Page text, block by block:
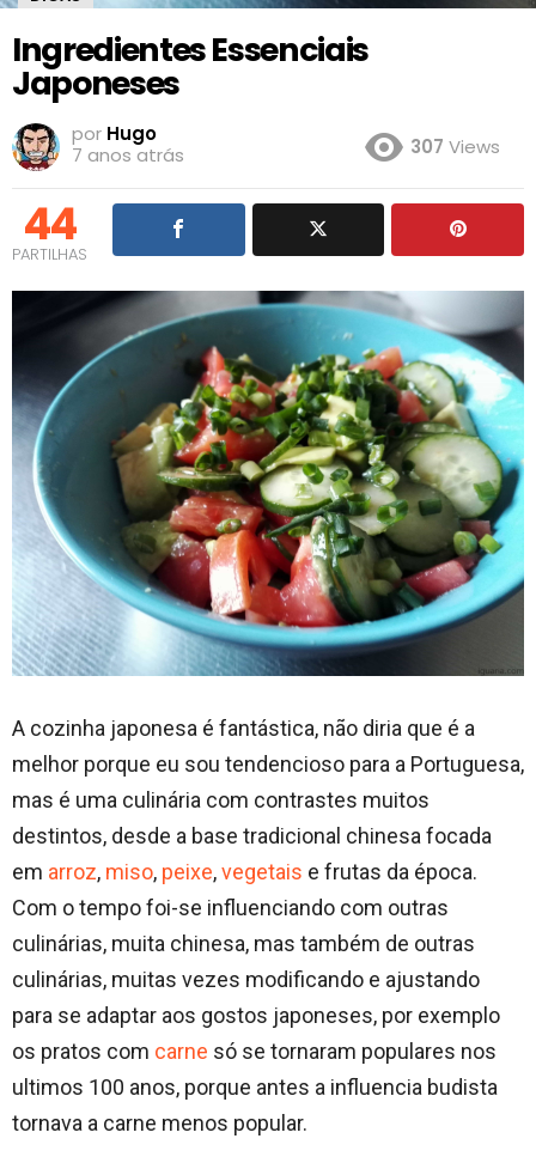
Ingredientes Essenciais
Japoneses
por Hugo
7 anos atrás
307 Views
44
PARTILHAS
A cozinha japonesa é fantástica, não diria que é a
melhor porque eu sou tendencioso para a Portuguesa,
mas é uma culinária com contrastes muitos
destintos, desde a base tradicional chinesa focada
em arroz, miso, peixe,vegetais e frutas da época.
Com o tempo foi-se influenciando com outras
culinárias, muita chinesa, mas também de outras
culinárias, muitas vezes modificando e ajustando
para se adaptar aos gostos japoneses, por exemplo
os pratos com carne só se tornaram populares nos
ultimos 100 anos, porque antes a influencia budista
tornava a carne menos popular.